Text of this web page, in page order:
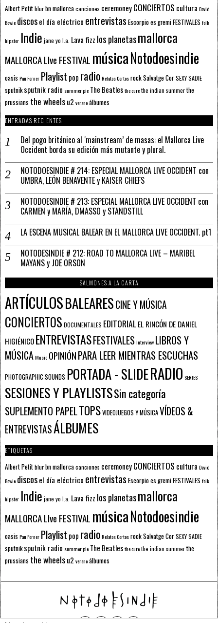
Albert Petitblurbn mallorcacanciones ceremoneyCONCIERTOS cultura David
Bowie discosel día eléctrico entrevistas Escorpioes gremiFESTIVALES folk
hipster Indie jane yo l.a. Lava fizz los planetasmallorca
MALLORCA LIve FESTIVAL músicaNotodoesindie
oasis Pau Forner Playlist pop radioRelatos CortosrockSalvatge CorSEXY SADIE
sputnik sputnik radio summer pie The Beatlesthe curethe indian summerthe
prussians the wheelsu2 veranoálbumes
ENTRADAS RECIENTES
Del pogo británico al ‘mainstream’ de masas: el Mallorca Live
Occident borda su edición más mutante y plural.
NOTODOESINDIE # 214: ESPECIAL MALLORCA LIVE OCCIDENT con
UMBRA, LEÓN BENAVENTE y KAISER CHIEFS
NOTODOESINDIE # 213: ESPECIAL MALLORCA LIVE OCCIDENT con
CARMEN y MARÍA, DMASSO y STANDSTILL
LA ESCENA MUSICAL BALEAR EN EL MALLORCA LIVE OCCIDENT. pt1
NOTODESINDIE # 212: ROAD TO MALLORCA LIVE – MARIBEL
MAYANS y JOE ORSON
SALMONES A LA CARTA
ARTÍCULOSBALEARESCINE Y MÚSICA
CONCIERTOS DOCUMENTALES EDITORIALEL RINCÓN DE DANIEL
HIGIÉNICOENTREVISTASFESTIVALESInterview LIBROS Y
MÚSICAMusic OPINIÓNPARA LEER MIENTRAS ESCUCHAS
PHOTOGRAPHIC SOUNDS PORTADA - SLIDERADIO SERIES
SESIONES Y PLAYLISTSSin categoría
SUPLEMENTO PAPELTOPSVIDEOJUEGOS Y MÚSICAVÍDEOS &
ENTREVISTASÁLBUMES
ETIQUETAS
Albert Petitblurbn mallorcacanciones ceremoneyCONCIERTOS cultura David
Bowie discosel día eléctrico entrevistas Escorpioes gremiFESTIVALES folk
hipster Indie jane yo l.a. Lava fizz los planetasmallorca
MALLORCA LIve FESTIVAL músicaNotodoesindie
oasis Pau Forner Playlist pop radioRelatos CortosrockSalvatge CorSEXY SADIE
sputnik sputnik radio summer pie The Beatlesthe curethe indian summerthe
prussians the wheelsu2 veranoálbumes